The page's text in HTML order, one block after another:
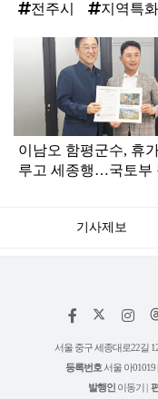
전주시 지역특
이남오 함평군수, 휴가
루고 세종행…국토부
기사제보
페
스
북
인
타
그
램
서울 중구 세종대로22길
등록번호 서울 아01019 |
발행인 이동기 |